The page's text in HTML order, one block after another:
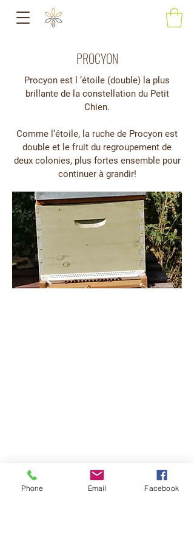
PROCYON
Procyon est l ’étoile (double) la plus
brillante de la constellation du Petit
Chien.
Comme l’étoile, la ruche de Procyon est
double et le fruit du regroupement de
deux colonies, plus fortes ensemble pour
continuer à grandir!
Phone Email Facebook